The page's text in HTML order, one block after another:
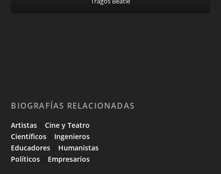
BIOGRAFÍAS RELACIONADAS
Artistas |Cine y Teatro
Científicos
Ingenieros
Educadores
Humanistas
Políticos
Empresarios